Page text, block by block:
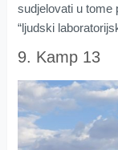
sudjelovati u tome
“ljudski
9. Kamp 13